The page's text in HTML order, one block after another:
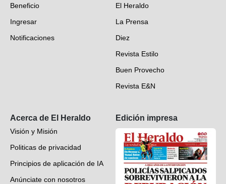
Fotogalerías
Deportes
Videos
Beneficio
Ingresar
Notificaciones
El Heraldo
La Prensa
Diez
Revista Estilo
Buen Provecho
Revista E&N
Acerca de El Heraldo
Visión y Misión
Politicas de privacidad
Principios de aplicación de IA
Anúnciate con nosotros
Edición impresa